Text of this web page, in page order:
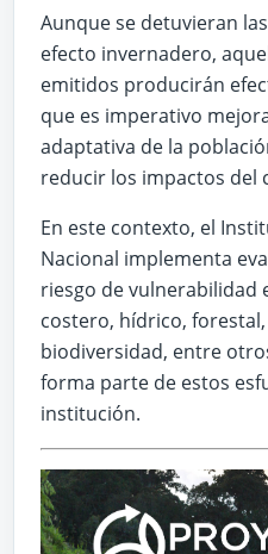
Aunque se detuvieran
efecto invernadero,
emitidos producirán
que es imperativo
adaptativa de la
reducir los impactos del
En este contexto, el
Nacional implementa
riesgo de vulnerabilidad
costero, hídrico,
biodiversidad, entre
forma parte de estos
institución.